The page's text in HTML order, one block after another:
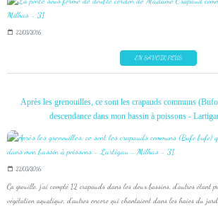
22/03/2016
EN SAVOIR PLUS
Après les grenouilles, ce sont les crapauds communs
descendance dans mon bassin à poissons -
22/03/2016
Ça grouille, j'ai compté 12 crapauds dans les deux bassins, d'autres étant
végétation aquatique, d'autres encore qui chantaient dans les haies du